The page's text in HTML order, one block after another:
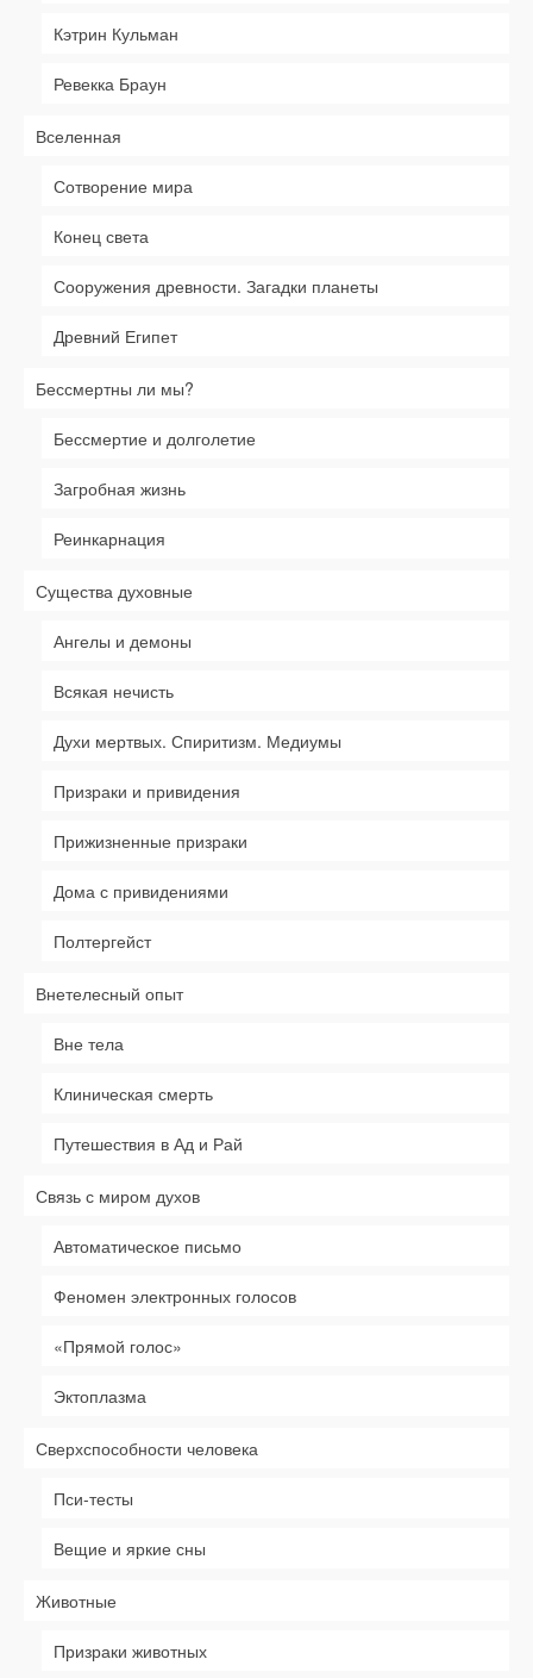
Кэтрин Кульман
Ревекка Браун
Вселенная
Сотворение мира
Конец света
Сооружения древности. Загадки планеты
Древний Египет
Бессмертны ли мы?
Бессмертие и долголетие
Загробная жизнь
Реинкарнация
Существа духовные
Ангелы и демоны
Всякая нечисть
Духи мертвых. Спиритизм. Медиумы
Призраки и привидения
Прижизненные призраки
Дома с привидениями
Полтергейст
Внетелесный опыт
Вне тела
Клиническая смерть
Путешествия в Ад и Рай
Связь с миром духов
Автоматическое письмо
Феномен электронных голосов
«Прямой голос»
Эктоплазма
Сверхспособности человека
Пси-тесты
Вещие и яркие сны
Животные
Призраки животных